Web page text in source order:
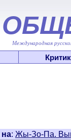
Международная
на: Жы-Зо-Па.